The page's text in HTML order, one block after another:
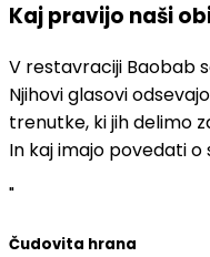
Kaj pravijo naši
V restavraciji Baobab
Njihovi glasovi
trenutke, ki jih delimo
In kaj imajo povedati
"
Čudovita hrana